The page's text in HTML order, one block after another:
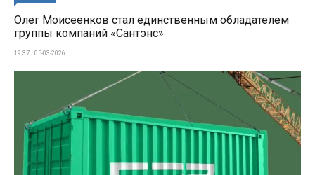
Олег Моисеенков стал единственным обладателем
группы компаний «Сантэнс»
19:37 | 05-03-2026